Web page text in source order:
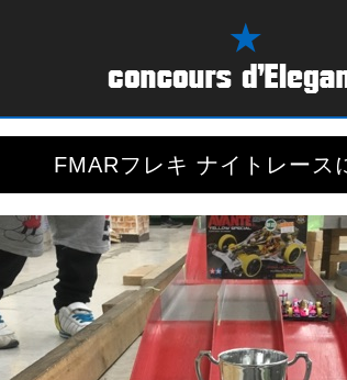
FMARフレキ ナイトレース